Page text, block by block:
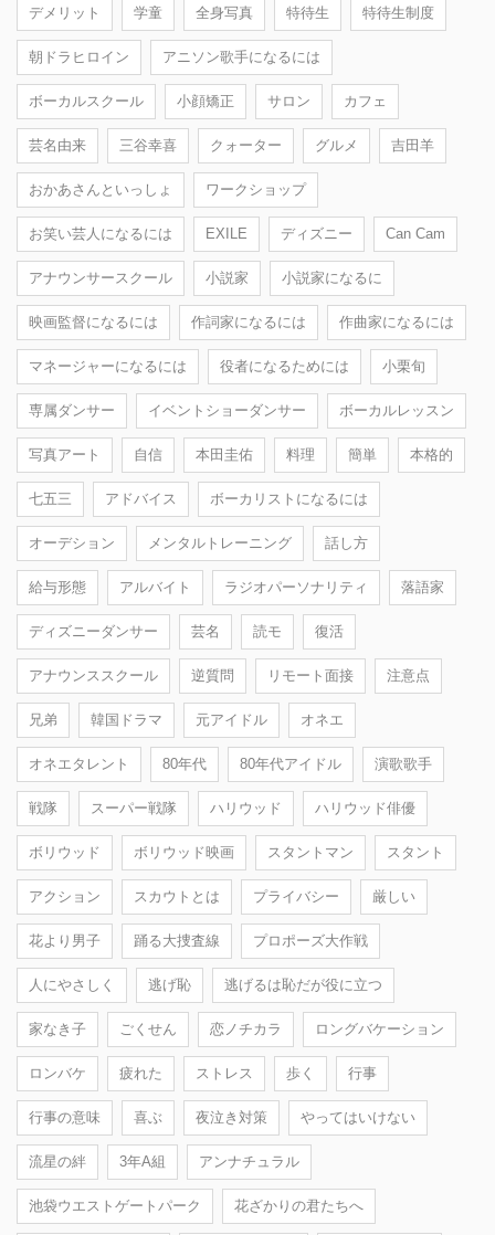
デメリット 学童 全身写真 特待生 特待生制度
朝ドラヒロイン アニソン歌手になるには
ボーカルスクール 小顔矯正 サロン カフェ
芸名由来 三谷幸喜 クォーター グルメ 吉田羊
おかあさんといっしょ ワークショップ
お笑い芸人になるには EXILE ディズニー Can Cam
アナウンサースクール 小説家 小説家になるに
映画監督になるには 作詞家になるには 作曲家になるには
マネージャーになるには 役者になるためには 小栗旬
専属ダンサー イベントショーダンサー ボーカルレッスン
写真アート 自信 本田圭佑 料理 簡単 本格的
七五三 アドバイス ボーカリストになるには
オーデション メンタルトレーニング 話し方
給与形態 アルバイト ラジオパーソナリティ 落語家
ディズニーダンサー 芸名 読モ 復活
アナウンススクール 逆質問 リモート面接 注意点
兄弟 韓国ドラマ 元アイドル オネエ
オネエタレント 80年代 80年代アイドル 演歌歌手
戦隊 スーパー戦隊 ハリウッド ハリウッド俳優
ボリウッド ボリウッド映画 スタントマン スタント
アクション スカウトとは プライバシー 厳しい
花より男子 踊る大捜査線 プロポーズ大作戦
人にやさしく 逃げ恥 逃げるは恥だが役に立つ
家なき子 ごくせん 恋ノチカラ ロングバケーション
ロンバケ 疲れた ストレス 歩く 行事
行事の意味 喜ぶ 夜泣き対策 やってはいけない
流星の絆 3年A組 アンナチュラル
池袋ウエストゲートパーク 花ざかりの君たちへ